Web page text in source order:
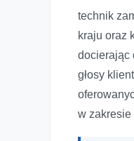
technik
kraju oraz
docierając
głosy
w zakresie